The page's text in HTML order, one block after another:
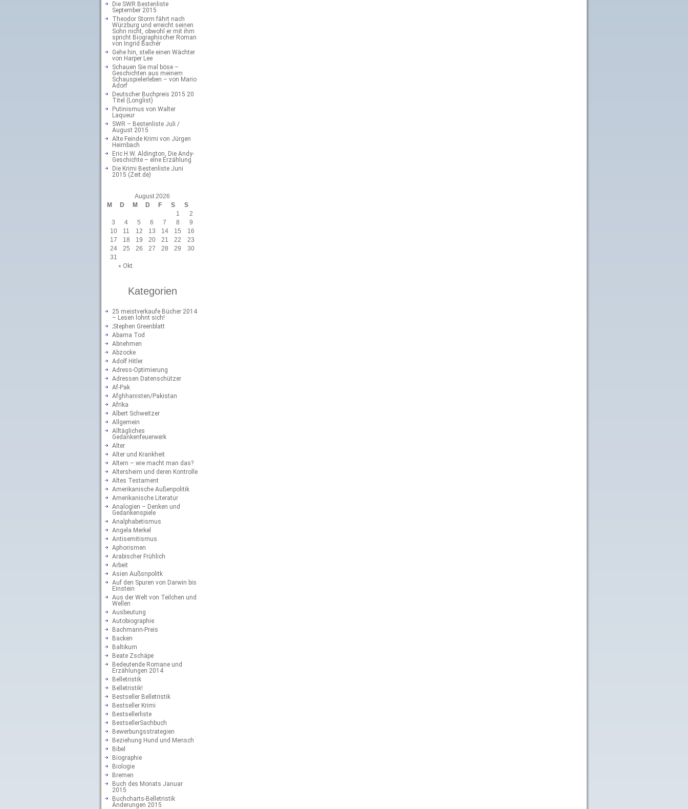
Die SWR Bestenliste
September 2015
Theodor Storm fährt nach
Würzburg und erreicht seinen
Sohn nicht, obwohl er mit ihm
spricht Biographischer Roman
von Ingrid Bachér
Gehe hin, stelle einen Wächter
von Harper Lee
Schauen Sie mal böse –
Geschichten aus meinem
Schauspielerleben – von Mario
Adorf
Deutscher Buchpreis 2015 20
Titel (Longlist)
Putinismus von Walter
Laqueur
SWR – Bestenliste Juli /
August 2015
Alte Feinde Krimi von Jürgen
Heimbach
Eric H.W. Aldington, Die Andy-
Geschichte – eine Erzählung
Die Krimi Bestenliste Juni
2015 (Zeit.de)
August 2026
M
D M D F S S
« Okt.
1
2
3
4 5 6 7 8
9
10
11 12 13 14 15
16
17
18 19 20 21 22
23
24
25 26 27 28 29
30
31
Kategorien
25 meistverkaufe Bücher 2014
– Lesen lohnt sich!
;Stephen Greenblatt
Abama Tod
Abnehmen
Abzocke
Adolf Hitler
Adress-Optimierung
Adressen Datenschützer
Af-Pak
Afghhanisten/Pakistan
Afrika
Albert Schweitzer
Allgemein
Alltägliches
Gedankenfeuerwerk
Alter
Alter und Krankheit
Altern – wie macht man das?
Altersheim und deren Kontrolle
Altes Testament
Amerikanische Außenpolitik
Amerikanische Literatur
Analogien – Denken und
Gedankenspiele
Analphabetismus
Angela Merkel
Antisemitismus
Aphorismen
Arabischer Frühlich
Arbeit
Asien Außsnpolitk
Auf den Spuren von Darwin bis
Einstein
Aus der Welt von Teilchen und
Wellen
Ausbeutung
Autobiographie
Bachmann-Preis
Backen
Baltikum
Beate Zschäpe
Bedeutende Romane und
Erzählungen 2014
Belletristik
Belletristik!
Bestseller Belletristik
Bestseller Krimi
Bestsellerliste
BestsellerSachbuch
Bewerbungsstrategien
Beziehung Hund und Mensch
Bibel
Biographie
Biologie
Bremen
Buch des Monats Januar
2015
Buchcharts-Belletristik
Änderungen 2015